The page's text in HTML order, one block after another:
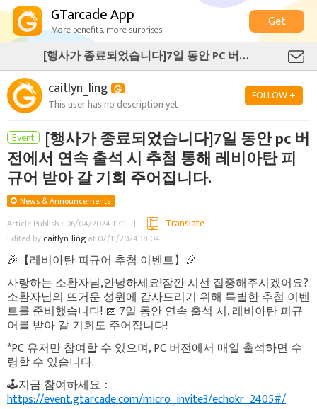
GTarcade App
More benefits, more surprises
Get
[행사가 종료되었습니다]7일 동안 PC 버전에서 연속 출석 시 추첨 통해 레비아탄 피규어 받아 갈 기회 주어집니다.
caitlyn_ling
This user has no description yet
FOLLOW +
Event [행사가 종료되었습니다]7일 동안 pc 버
전에서 연속 출석 시 추첨 통해 레비아탄 피
규어 받아 갈 기회 주어집니다.
News & Announcements
Article Publish : 06/04/2024 11:11
Translate
Edited by caitlyn_ling at 07/11/2024 18:04
🎉【레비아탄 피규어 추첨 이벤트】🎉
사랑하는 소환자님,안녕하세요!잠깐 시선 집중해주시겠어요?
소환자님의 뜨거운 성원에 감사드리기 위해 특별한 추첨 이벤
트를 준비했습니다! 📅 7일 동안 연속 출석 시, 레비아탄 피규
어를 받아 갈 기회도 주어집니다!
*PC 유저만 참여할 수 있으며, PC 버전에서 매일 출석하면 수
령할 수 있습니다.
🕹️지금 참여하세요：
https://event.gtarcade.com/micro_invite3/echokr_2405#/